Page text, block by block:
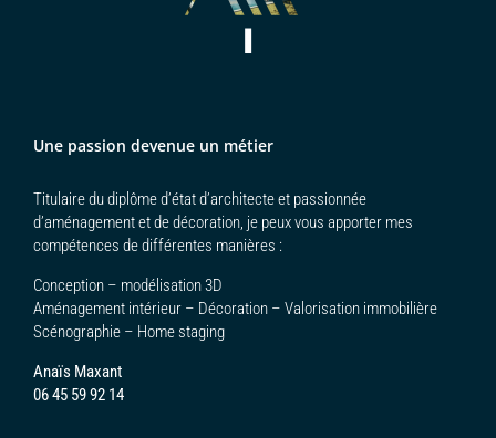
Une passion devenue un métier
Titulaire du diplôme d’état d’architecte et passionnée
d’aménagement et de décoration, je peux vous apporter mes
compétences de différentes manières :
Conception – modélisation 3D
Aménagement intérieur – Décoration – Valorisation immobilière
Scénographie – Home staging
Anaïs Maxant
06 45 59 92 14